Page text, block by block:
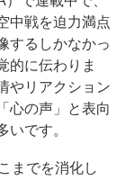
中戦を迫力満点
するしかなかっ
的に伝わりま
やリアクション
心の声」と表向
いです。
までを消化し